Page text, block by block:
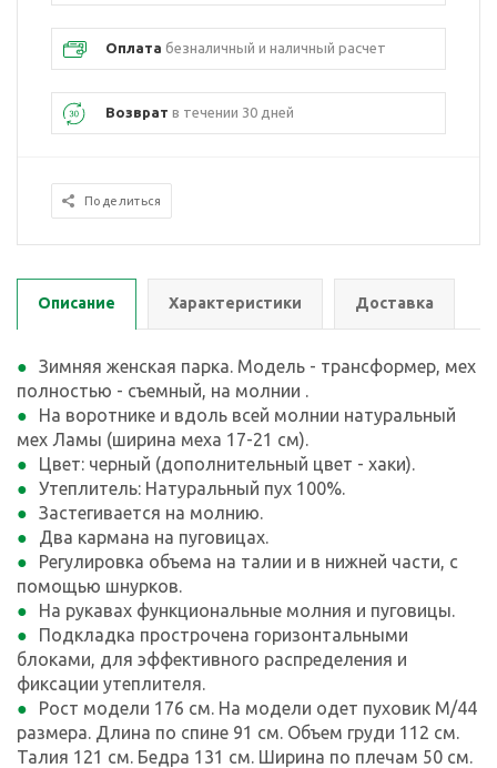
Оплата безналичный и наличный расчет
Возврат в течении 30 дней
Поделиться
Описание Характеристики Доставка
Зимняя женская парка. Модель - трансформер, мех
полностью - съемный, на молнии .
На воротнике и вдоль всей молнии натуральный
мех Ламы (ширина меха 17-21 см).
Цвет: черный (дополнительный цвет - хаки).
Утеплитель: Натуральный пух 100%.
Застегивается на молнию.
Два кармана на пуговицах.
Регулировка объема на талии и в нижней части, с
помощью шнурков.
На рукавах функциональные молния и пуговицы.
Подкладка прострочена горизонтальными
блоками, для эффективного распределения и
фиксации утеплителя.
Рост модели 176 см. На модели одет пуховик M/44
размера. Длина по спине 91 см. Объем груди 112 см.
Талия 121 см. Бедра 131 см. Ширина по плечам 50 см.